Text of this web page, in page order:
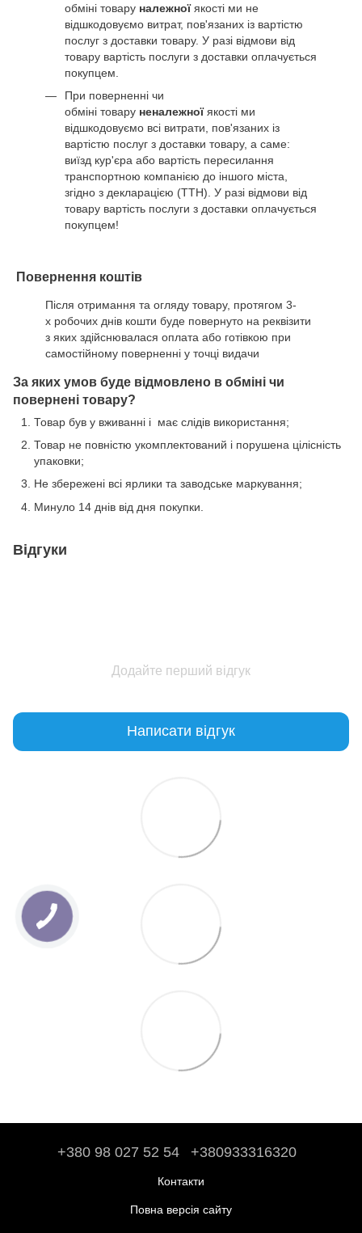
обміні товару належноїякості ми не
відшкодовуємо витрат, пов'язаних із вартістю
послуг з доставки товару. У разі відмови від
товару вартість послуги з доставки оплачується
покупцем.
При поверненні чи
обміні товару неналежноїякості ми
відшкодовуємо всі витрати, пов'язаних із
вартістю послуг з доставки товару, а саме:
виїзд кур'єра або вартість пересилання
транспортною компанією до іншого міста,
згідно з декларацією (ТТН). У разі відмови від
товару вартість послуги з доставки оплачується
покупцем!
Повернення коштів
Після отримання та огляду товару, протягом 3-
х робочих днів кошти буде повернуто на реквізити
з яких здійснювалася оплата або готівкою при
самостійному поверненні у точці видачи
За яких умов буде відмовлено в обміні чи
повернені товару?
Товар був у вживанні і має слідів використання;
Товар не повністю укомплектований і порушена цілісність
упаковки;
Не збережені всі ярлики та заводське маркування;
Минуло 14 днів від дня покупки.
Відгуки
Додайте перший відгук
Написати відгук
+380 98 027 52 54 +380933316320
Контакти
Повна версія сайту